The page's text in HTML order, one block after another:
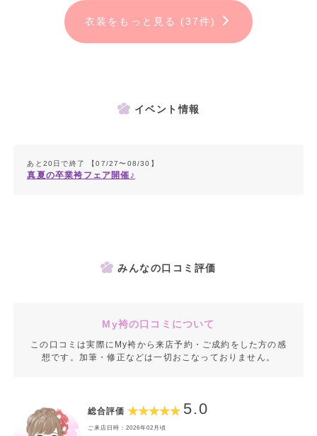
衣装をもっと見る (37件)
イベント情報
あと20日で終了 【07/27〜08/30】
真夏の卒業袴フェア開催♪
みんなの口コミ評価
My袴の口コミについて
この口コミは実際にMy袴から来店予約・ご成約をした方の感
想です。加筆・修正などは一切おこなっておりません。
総合評価 5.0
ご来店日時：2026年02月頃